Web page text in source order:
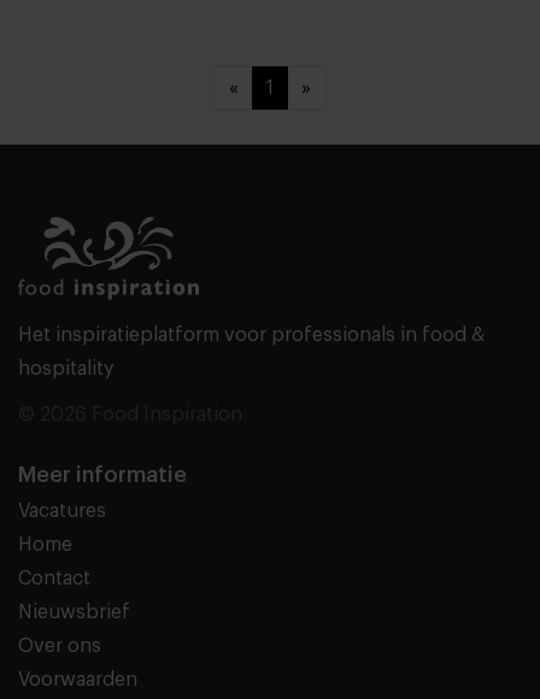
« 1 »
Het inspiratieplatform voor professionals in food &
hospitality
Meer informatie
Vacatures
Home
Contact
Nieuwsbrief
Over ons
Voorwaarden